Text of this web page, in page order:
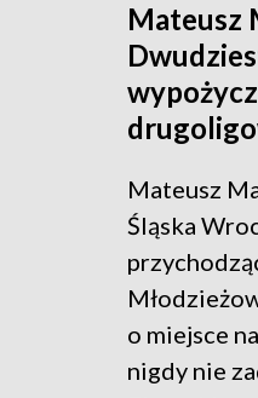
Mateusz
Mateusz
Śląska
o miejsce
nigdy nie